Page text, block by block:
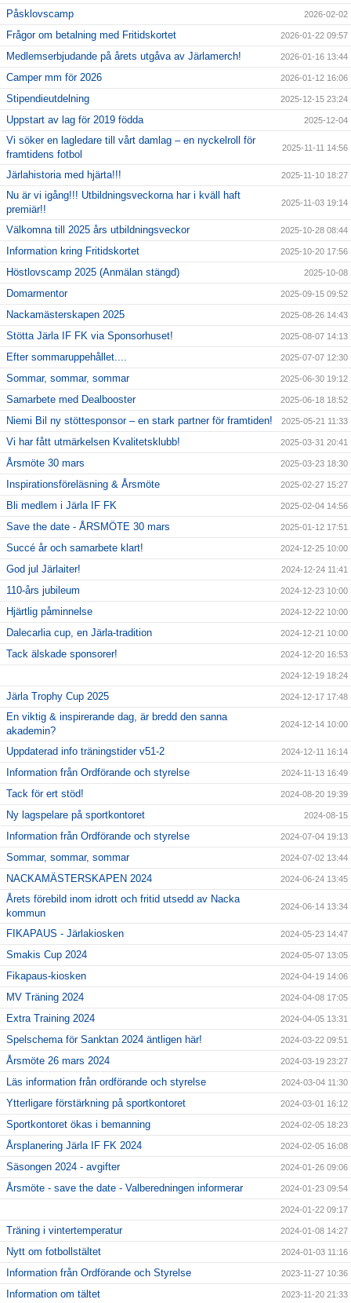
Påsklovscamp 2026-02-02
Frågor om betalning med Fritidskortet 2026-01-22 09:57
Medlemserbjudande på årets utgåva av Järlamerch! 2026-01-16 13:44
Camper mm för 2026 2026-01-12 16:06
Stipendieutdelning 2025-12-15 23:24
Uppstart av lag för 2019 födda 2025-12-04
Vi söker en lagledare till vårt damlag – en nyckelroll för
framtidens fotbol
2025-11-11 14:56
Järlahistoria med hjärta!!! 2025-11-10 18:27
Nu är vi igång!!! Utbildningsveckorna har i kväll haft
premiär!!
2025-11-03 19:14
Välkomna till 2025 års utbildningsveckor 2025-10-28 08:44
Information kring Fritidskortet 2025-10-20 17:56
Höstlovscamp 2025 (Anmälan stängd) 2025-10-08
Domarmentor 2025-09-15 09:52
Nackamästerskapen 2025 2025-08-26 14:43
Stötta Järla IF FK via Sponsorhuset! 2025-08-07 14:13
Efter sommaruppehållet.... 2025-07-07 12:30
Sommar, sommar, sommar 2025-06-30 19:12
Samarbete med Dealbooster 2025-06-18 18:52
Niemi Bil ny stöttesponsor – en stark partner för framtiden! 2025-05-21 11:33
Vi har fått utmärkelsen Kvalitetsklubb! 2025-03-31 20:41
Årsmöte 30 mars 2025-03-23 18:30
Inspirationsföreläsning & Årsmöte 2025-02-27 15:27
Bli medlem i Järla IF FK 2025-02-04 14:56
Save the date - ÅRSMÖTE 30 mars 2025-01-12 17:51
Succé år och samarbete klart! 2024-12-25 10:00
God jul Järlaiter! 2024-12-24 11:41
110-års jubileum 2024-12-23 10:00
Hjärtlig påminnelse 2024-12-22 10:00
Dalecarlia cup, en Järla-tradition 2024-12-21 10:00
Tack älskade sponsorer! 2024-12-20 16:53
2024-12-19 18:24
Järla Trophy Cup 2025 2024-12-17 17:48
En viktig & inspirerande dag, är bredd den sanna
akademin?
2024-12-14 10:00
Uppdaterad info träningstider v51-2 2024-12-11 16:14
Information från Ordförande och styrelse 2024-11-13 16:49
Tack för ert stöd! 2024-08-20 19:39
Ny lagspelare på sportkontoret 2024-08-15
Information från Ordförande och styrelse 2024-07-04 19:13
Sommar, sommar, sommar 2024-07-02 13:44
NACKAMÄSTERSKAPEN 2024 2024-06-24 13:45
Årets förebild inom idrott och fritid utsedd av Nacka
kommun
2024-06-14 13:34
FIKAPAUS - Järlakiosken 2024-05-23 14:47
Smakis Cup 2024 2024-05-07 13:05
Fikapaus-kiosken 2024-04-19 14:06
MV Träning 2024 2024-04-08 17:05
Extra Training 2024 2024-04-05 13:31
Spelschema för Sanktan 2024 äntligen här! 2024-03-22 09:51
Årsmöte 26 mars 2024 2024-03-19 23:27
Läs information från ordförande och styrelse 2024-03-04 11:30
Ytterligare förstärkning på sportkontoret 2024-03-01 16:12
Sportkontoret ökas i bemanning 2024-02-05 18:23
Årsplanering Järla IF FK 2024 2024-02-05 16:08
Säsongen 2024 - avgifter 2024-01-26 09:06
Årsmöte - save the date - Valberedningen informerar 2024-01-23 09:54
2024-01-22 09:17
Träning i vintertemperatur 2024-01-08 14:27
Nytt om fotbollstältet 2024-01-03 11:16
Information från Ordförande och Styrelse 2023-11-27 10:36
Information om tältet 2023-11-20 21:33